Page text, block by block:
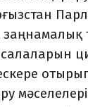
салаларын